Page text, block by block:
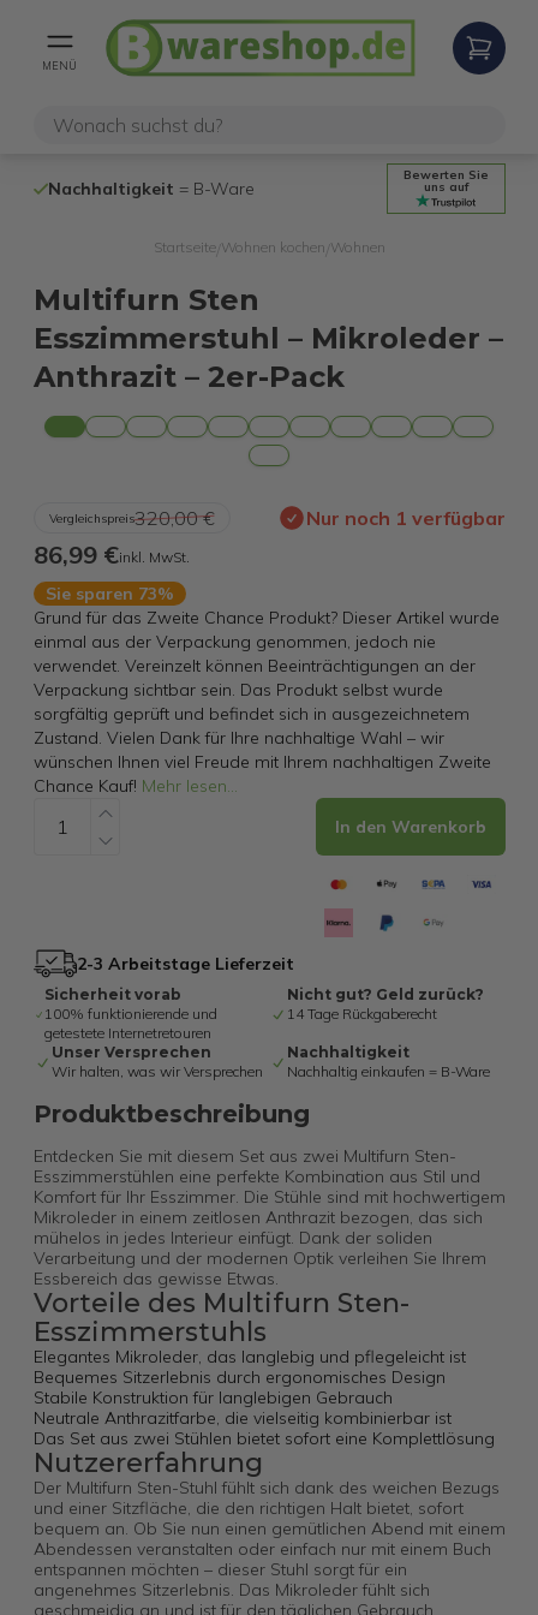
MENÜ
Nachhaltigkeit = B-Ware 100%
Bewerten Sie
uns auf
Startseite/ Wohnen kochen Wohnen
Multifurn Sten
Esszimmerstuhl – Mikroleder –
Anthrazit – 2er-Pack
Vergleichspreis320,00 € Nur noch 1 verfügbar
86,99 €inkl. MwSt.
Sie sparen 73%
Grund für das Zweite Chance Produkt? Dieser Artikel wurde
einmal aus der Verpackung genommen, jedoch nie
verwendet. Vereinzelt können Beeinträchtigungen an der
Verpackung sichtbar sein. Das Produkt selbst wurde
sorgfältig geprüft und befindet sich in ausgezeichnetem
Zustand. Vielen Dank für Ihre nachhaltige Wahl – wir
wünschen Ihnen viel Freude mit Ihrem nachhaltigen Zweite
Chance Kauf! Mehr lesen...
In den Warenkorb
2-3 Arbeitstage Lieferzeit
Sicherheit vorab
100% funktionierende und
getestete Internetretouren
Nicht gut? Geld zurück?
14 Tage Rückgaberecht
Unser Versprechen
Wir halten, was wir Versprechen
Nachhaltigkeit
Nachhaltig einkaufen = B-Ware
Produktbeschreibung
Entdecken Sie mit diesem Set aus zwei Multifurn Sten-
Esszimmerstühlen eine perfekte Kombination aus Stil und
Komfort für Ihr Esszimmer. Die Stühle sind mit hochwertigem
Mikroleder in einem zeitlosen Anthrazit bezogen, das sich
mühelos in jedes Interieur einfügt. Dank der soliden
Verarbeitung und der modernen Optik verleihen Sie Ihrem
Essbereich das gewisse Etwas.
Vorteile des Multifurn Sten-
Esszimmerstuhls
Elegantes Mikroleder, das langlebig und pflegeleicht ist
Bequemes Sitzerlebnis durch ergonomisches Design
Stabile Konstruktion für langlebigen Gebrauch
Neutrale Anthrazitfarbe, die vielseitig kombinierbar ist
Das Set aus zwei Stühlen bietet sofort eine Komplettlösung
Nutzererfahrung
Der Multifurn Sten-Stuhl fühlt sich dank des weichen Bezugs
und einer Sitzfläche, die den richtigen Halt bietet, sofort
bequem an. Ob Sie nun einen gemütlichen Abend mit einem
Abendessen veranstalten oder einfach nur mit einem Buch
entspannen möchten – dieser Stuhl sorgt für ein
angenehmes Sitzerlebnis. Das Mikroleder fühlt sich
geschmeidig an und ist für den täglichen Gebrauch